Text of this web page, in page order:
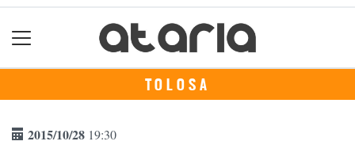
TOLOSA
2015/10/28 19:30